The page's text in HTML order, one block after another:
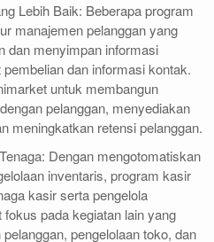
Lebih Baik: Beberapa program
manajemen pelanggan yang
dan menyimpan informasi
dan informasi kontak.
untuk membangun
pelanggan, menyediakan
meningkatkan retensi pelanggan.
Dengan mengotomatiskan
inventaris, program kasir
kasir serta pengelola
pada kegiatan lain yang
pengelolaan toko, dan